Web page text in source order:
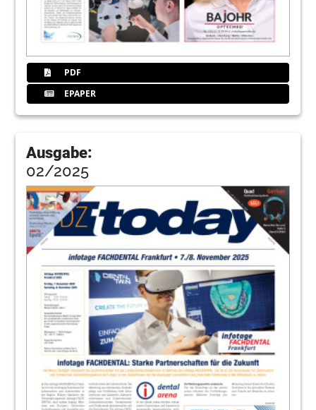
PDF
EPAPER
Ausgabe:
02/2025